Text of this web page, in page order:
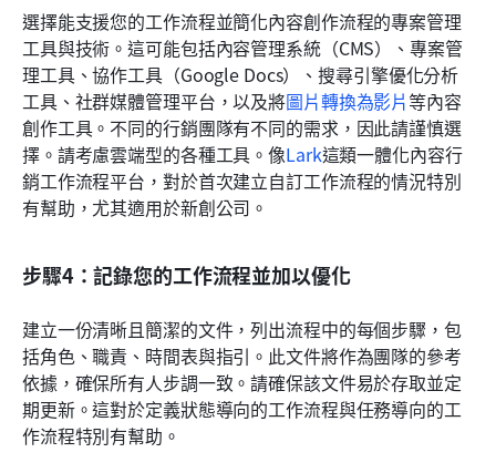
選擇能支援您的工作流程並簡化內容創作流程的專案管理
工具與技術。這可能包括內容管理系統（CMS）、專案管
理工具、協作工具（Google Docs）、搜尋引擎優化分析
工具、社群媒體管理平台，以及將圖片轉換為影片等內容
創作工具。不同的行銷團隊有不同的需求，因此請謹慎選
擇。請考慮雲端型的各種工具。像Lark這類一體化內容行
銷工作流程平台，對於首次建立自訂工作流程的情況特別
有幫助，尤其適用於新創公司。
步驟4：記錄您的工作流程並加以優化
建立一份清晰且簡潔的文件，列出流程中的每個步驟，包
括角色、職責、時間表與指引。此文件將作為團隊的參考
依據，確保所有人步調一致。請確保該文件易於存取並定
期更新。這對於定義狀態導向的工作流程與任務導向的工
作流程特別有幫助。